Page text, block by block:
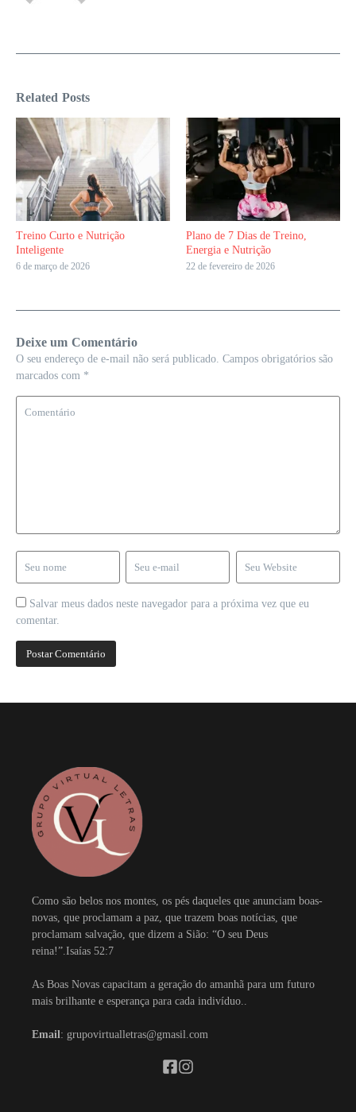
Related Posts
Treino Curto e Nutrição
Inteligente
6 de março de 2026
Plano de 7 Dias de Treino,
Energia e Nutrição
22 de fevereiro de 2026
Deixe um Comentário
O seu endereço de e-mail não será publicado. Campos obrigatórios são
marcados com *
Salvar meus dados neste navegador para a próxima vez que eu
comentar.
Como são belos nos montes, os pés daqueles que anunciam boas-
novas, que proclamam a paz, que trazem boas notícias, que
proclamam salvação, que dizem a Sião: “O seu Deus
reina!”.Isaías 52:7
As Boas Novas capacitam a geração do amanhã para um futuro
mais brilhante e esperança para cada indivíduo..
Email : grupovirtualletras@gmasil.com